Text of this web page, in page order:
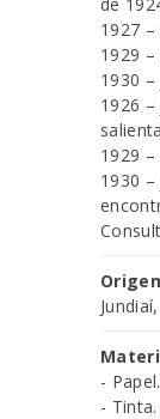
1927
1929
1930
1926
1929
1930
- Papel.
- Tinta.